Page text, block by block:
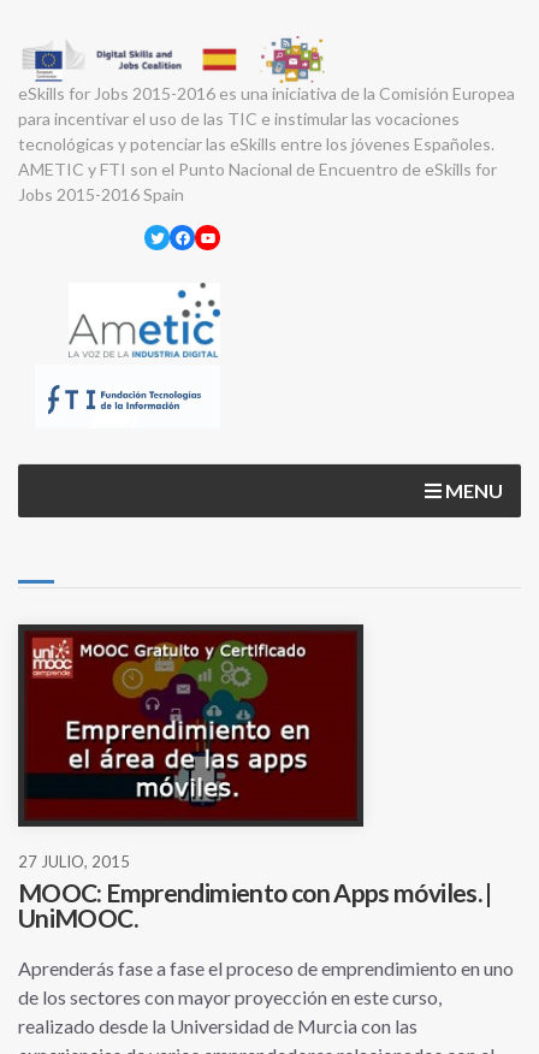
eSkills for Jobs 2015-2016 es una iniciativa de la Comisión Europea
para incentivar el uso de las TIC e instimular las vocaciones
tecnológicas y potenciar las eSkills entre los jóvenes Españoles.
AMETIC y FTI son el Punto Nacional de Encuentro de eSkills for
Jobs 2015-2016 Spain
Twitter
Facebook
YouTube
MENU
27 JULIO, 2015
MOOC: Emprendimiento con Apps móviles. |
UniMOOC.
Aprenderás fase a fase el proceso de emprendimiento en uno
de los sectores con mayor proyección en este curso,
realizado desde la Universidad de Murcia con las